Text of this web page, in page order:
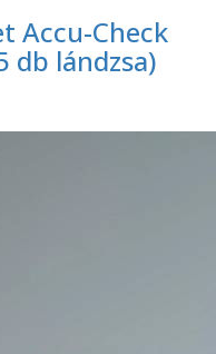
Accu-Check
db lándzsa)